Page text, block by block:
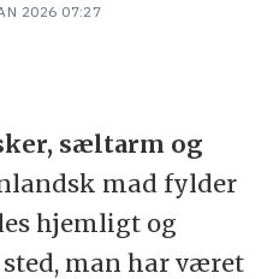
2026 07:27
sæltarm og
mad fylder
hjemligt og
man har været